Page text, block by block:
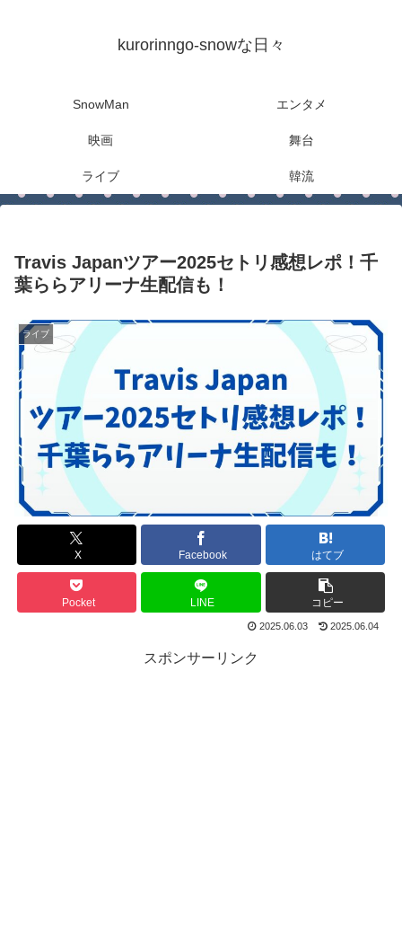
kurorinngo-snowな日々
SnowMan エンタメ
映画 舞台
ライブ 韓流
Travis Japanツアー2025セトリ感想レポ！千
葉ららアリーナ生配信も！
ライブ
X Facebook はてブ
Pocket LINE コピー
2025.06.03 2025.06.04
スポンサーリンク